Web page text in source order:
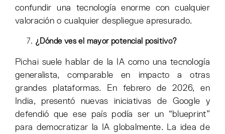
confundir una tecnología enorme con cualquier
valoración o cualquier despliegue apresurado.
¿Dónde ves el mayor potencial positivo?
Pichai suele hablar de la IA como una tecnología
generalista, comparable en impacto a otras
grandes plataformas. En febrero de 2026, en
India, presentó nuevas iniciativas de Google y
defendió que ese país podía ser un “blueprint”
para democratizar la IA globalmente. La idea de